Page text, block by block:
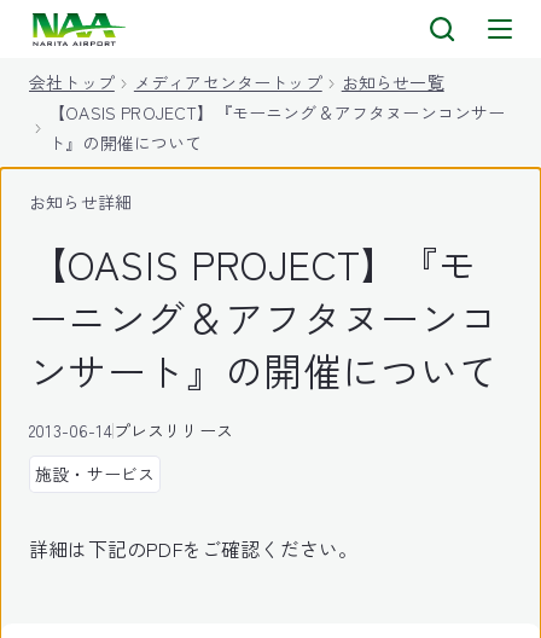
会社トップ メディアセンタートップ
お知らせ一覧
【OASIS PROJECT】『モーニング＆アフタヌーンコンサー
ト』の開催について
お知らせ詳細
【OASIS PROJECT】『モ
ーニング＆アフタヌーンコ
ンサート』の開催について
2013-06-14プレスリリース
施設・サービス
詳細は下記のPDFをご確認ください。